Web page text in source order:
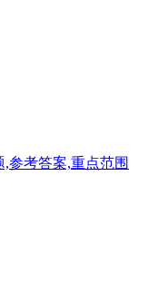
参考答案,重点范围